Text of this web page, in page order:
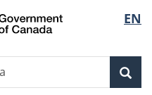
de
la
EN